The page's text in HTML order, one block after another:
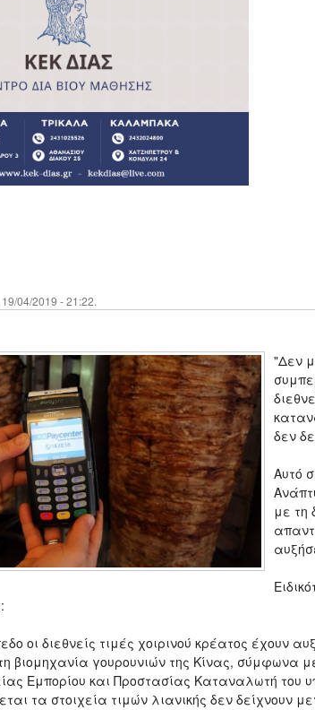
04/2019 - 21:22.
"Δεν
δεν
Aυτό
με τη
οι διεθνείς τιμές χοιρινού κρέατος έχουν
βιομηχανία γουρουνιών της Κίνας, σύμφωνα
Εμπορίου και Προστασίας Καταναλωτή του
τα στοιχεία τιμών λιανικής δεν δείχνουν